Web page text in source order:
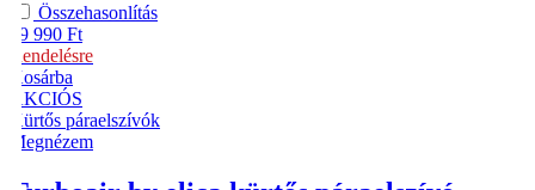
Összehasonlítás
39 990 Ft
Rendelésre
Kosárba
AKCIÓS
Kürtős páraelszívók
Megnézem